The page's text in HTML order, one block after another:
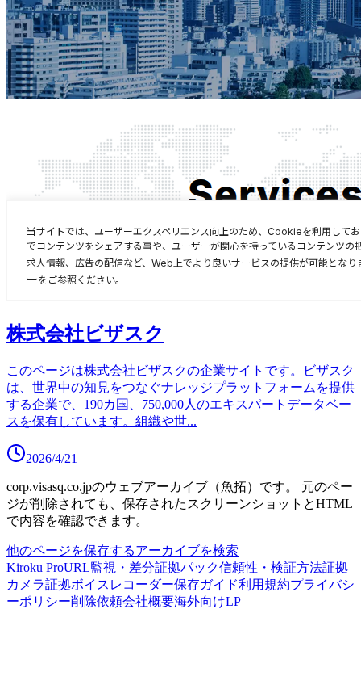
株式会社ビザスク
このページは株式会社ビザスクの企業サイトです。ビザスク
は、世界中の知見をつなぐナレッジプラットフォームを提供
する企業で、190カ国、750,000人のエキスパートデータベー
スを保有しています。組織や世...
2026/4/21
corp.visasq.co.jpのウェブアーカイブ（魚拓）です。
元のペー
ジが削除されても、保存されたスクリーンショットとHTML
で内容を確認できます。
他のページを保存するアーカイブを検索
Kiroku ProURL監視・差分証拠パック信頼性・検証方法証拠
カメラ証拠ボイスレコーダー保存ガイド利用規約プライバシ
ーポリシー削除依頼会社概要海外向けLP